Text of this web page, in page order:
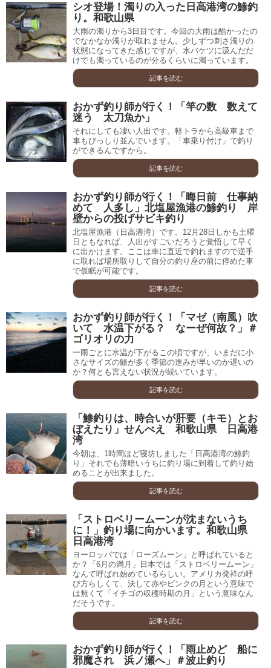
シオ登場！濁りの入った日高港湾の鯵釣
り。和歌山県
大雨の濁りから3日目です。今回の大雨は酷かったの
でなかなか濁りが取れません。少しずつ刺さ濁りの
状態になってきた感じですが、水バケツに汲んだだ
けでも濁っているのが分るくらいに濁っています。
記事を読む
おかず釣り師が行く！「竿の数 数えて
迷う 太刀魚か」
それにしても凄い人出です。軽トラから高級車まで
車もびっしり並んでいます。「車乗り付け」で釣り
ができるんですから。
記事を読む
おかず釣り師が行く！「晦日前 仕事納
めて 人多し」北塩屋漁港の鯵釣り 岸
壁からの投げサビキ釣り
北塩屋漁港（日高港湾）です。12月28日しかも土曜
日ともなれば、人出がすごいだろうと覚悟して早く
に出かけます。ここは車に直近で釣れますので逆手
に取れば場所取りして自分の釣り座の前に停めた車
で仮眠が可能です。
記事を読む
おかず釣り師が行く！「マゼ（南風）吹
いて 水温下がる？ なーぜ何故？」＃
ゴリオリの力
一雨ごとに水温が下がるこの頃ですが、いまだに小
さなサイズの鯵が多く季節の進みが早いのか遅いの
か？何とも言えない状況が続いています。
記事を読む
「鯵釣りは、時合いが肝要（キモ）とお
ぼえたり」せんべえ 和歌山県 日高港
湾
今朝は、1時間ほど寝坊しました「日高港湾の鯵釣
り」それでも薄暗いうちに釣り場に到着して釣り始
めることが出来ました。
記事を読む
「ストロベリームーンが沈まないうち
に！」釣り場に向かいます。和歌山県
日高港湾
ヨーロッパでは「ローズムーン」と呼ばれていると
か？「6月の満月」日本では「ストロベリームーン」
なんて呼ばれ始めているらしい。アメリカ発祥の呼
び方らしくて、決して赤やピンクの月という意味で
は無くて「イチゴの収穫時期の月」という意味なん
だそうです。
記事を読む
おかず釣り師が行く！「雨止めど 船に
邪魔され 浜ノ瀬へ」＃波止釣り